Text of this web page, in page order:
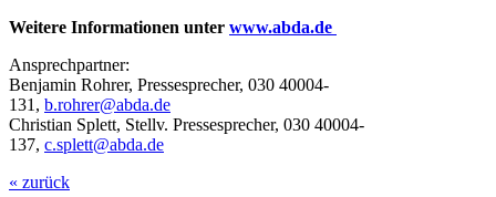
Weitere Informationen unter www.abda.de
Ansprechpartner:
Benjamin Rohrer, Pressesprecher, 030 40004-
131, b.rohrer@abda.de
Christian Splett, Stellv. Pressesprecher, 030 40004-
137, c.splett@abda.de
« zurück